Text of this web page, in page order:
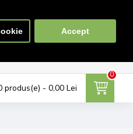
Accept
Compara
0
produs(e) - 0,00 Lei
0